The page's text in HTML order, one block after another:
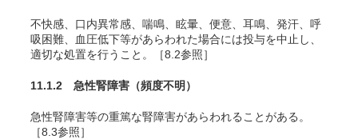
不快感、口内異常感、喘鳴、眩暈、便意、耳鳴、発汗、呼
吸困難、血圧低下等があらわれた場合には投与を中止し、
適切な処置を行うこと。［8.2参照］
11.1.2 急性腎障害 （頻度不明）
急性腎障害等の重篤な腎障害があらわれることがある。
［8.3参照］